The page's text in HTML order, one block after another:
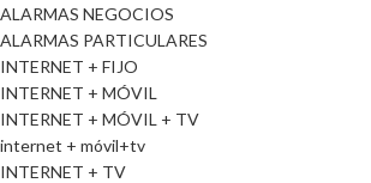
ALARMAS NEGOCIOS
ALARMAS PARTICULARES
INTERNET + FIJO
INTERNET + MÓVIL
INTERNET + MÓVIL + TV
internet + móvil+tv
INTERNET + TV